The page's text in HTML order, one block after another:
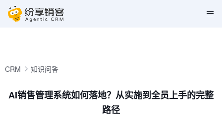
CRM 知识问答
AI销售管理系统如何落地？从实施到全员上手的完整
路径